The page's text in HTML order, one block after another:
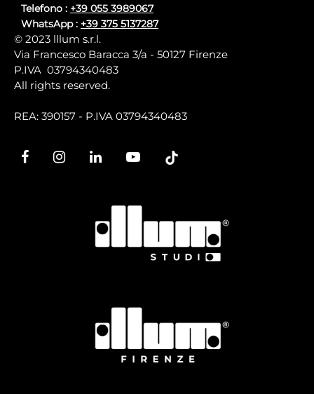
Telefono : +39 055 3989067
WhatsApp : +39 375 5137287
© 2023 lllum s.r.l.
Via Francesco Baracca 3/a - 50127 Firenze
P.IVA 03794340483
All rights reserved.
REA: 390157 - P.IVA 03794340483